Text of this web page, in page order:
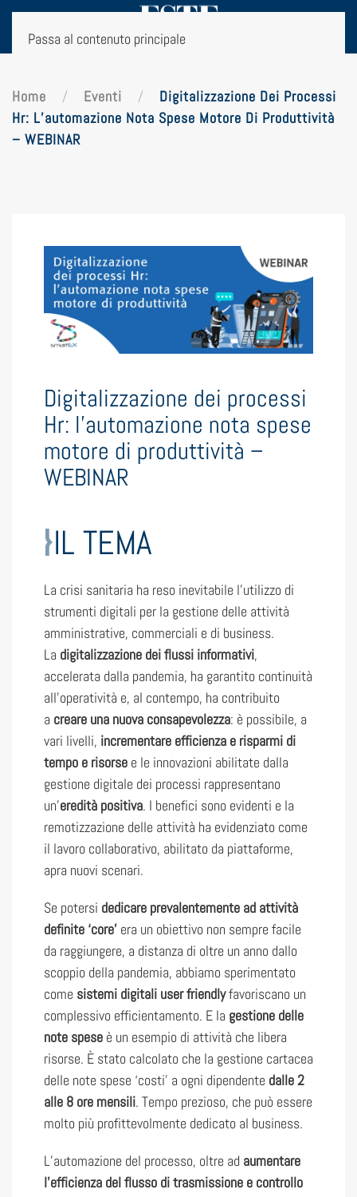
Passa al contenuto principale
Home Eventi
Digitalizzazione Dei Processi
Hr: L’automazione Nota Spese Motore Di Produttività
– WEBINAR
Digitalizzazione dei processi
Hr: l’automazione nota spese
motore di produttività –
WEBINAR
IL TEMA
La crisi sanitaria ha reso inevitabile l’utilizzo di
strumenti digitali per la gestione delle attività
amministrative, commerciali e di business.
La digitalizzazione dei flussi informativi,
accelerata dalla pandemia, ha garantito continuità
all’operatività e, al contempo, ha contribuito
a creare una nuova consapevolezza: è possibile, a
vari livelli, incrementare efficienza e risparmi di
tempo e risorse e le innovazioni abilitate dalla
gestione digitale dei processi rappresentano
un’eredità positiva. I benefici sono evidenti e la
remotizzazione delle attività ha evidenziato come
il lavoro collaborativo, abilitato da piattaforme,
apra nuovi scenari.
Se potersi dedicare prevalentemente ad attività
definite ‘core’ era un obiettivo non sempre facile
da raggiungere, a distanza di oltre un anno dallo
scoppio della pandemia, abbiamo sperimentato
come sistemi digitali user friendlyfavoriscano un
complessivo efficientamento. E la gestione delle
note spese è un esempio di attività che libera
risorse. È stato calcolato che la gestione cartacea
delle note spese ‘costi’ a ogni dipendente dalle 2
alle 8 ore mensili. Tempo prezioso, che può essere
molto più profittevolmente dedicato al business.
L’automazione del processo, oltre ad aumentare
l’efficienza del flusso di trasmissione e controllo